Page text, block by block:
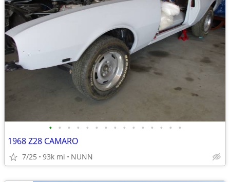
• • • • • • • • • • • • • • •
1968 Z28 CAMARO
7/25 93k mi NUNN